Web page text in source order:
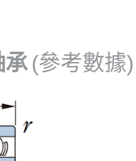
(參考數據)